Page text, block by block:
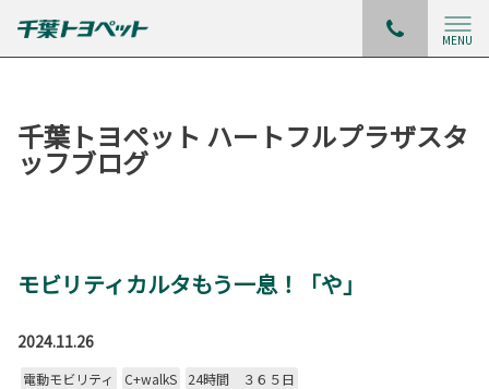
MENU
千葉トヨペット ハートフルプラザスタ
ッフブログ
モビリティカルタもう一息！「や」
2024.11.26
電動モビリティ C+walkS 24時間 ３６５日